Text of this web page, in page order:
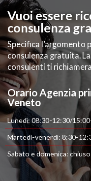
Vuoi essere
consulenza
Specifica l’argomento
consulenza gratuita.
consulenti ti
Orario Agenzia
Veneto
Lunedì: 08:30-12:30/
Martedì-venerdì: 8:30-
Sabato e domenica: chiuso